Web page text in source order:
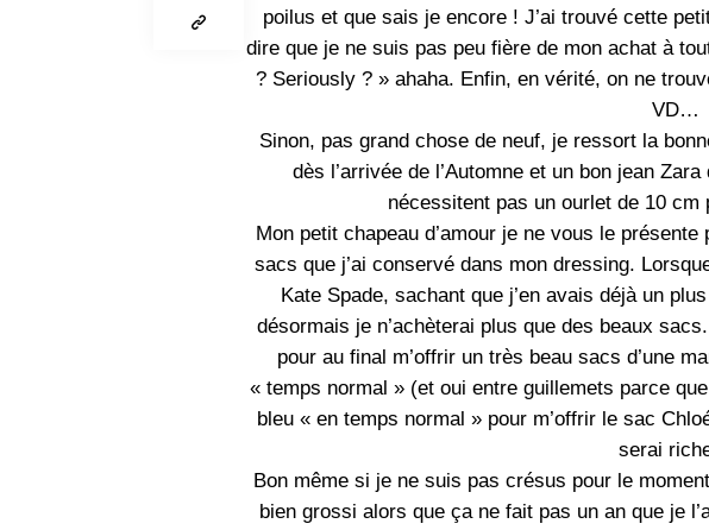
poilus et que sais je encore ! J’ai trouvé cette
dire que je ne suis pas peu fière de mon achat à
? Seriously ? » ahaha. Enfin, en vérité, on ne
VD…
Sinon, pas grand chose de neuf, je ressort la
dès l’arrivée de l’Automne et un bon jean
nécessitent pas un ourlet de 10 cm
Mon petit chapeau d’amour je ne vous le
sacs que j’ai conservé dans mon dressing.
Kate Spade, sachant que j’en avais déjà un
désormais je n’achèterai plus que des beaux
pour au final m’offrir un très beau sacs d’une
« temps normal » (et oui entre guillemets parce
bleu « en temps normal » pour m’offrir le sac
serai
Bon même si je ne suis pas crésus pour le
bien grossi alors que ça ne fait pas un an que je